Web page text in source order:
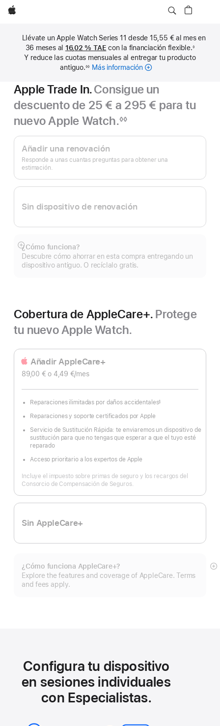
Apple
Llévate un Apple Watch Series 11 desde 15,55 € al mes en
36 meses al 16,02 %TAE con la financiación flexible.◊
Y reduce las cuotas mensuales al entregar tu producto
antiguo.
pie
de
página
◊◊ Más informaciónsobre
mensuales
Apple Trade In.Consigue un
descuento de 25 € a 295 € para tu
nuevo Apple Watch.
a
página
◊◊
Apple
Trade In.
Añadir una renovación
Responde a unas cuantas preguntas para obtener una
estimación.
Sin dispositivo de renovación
¿Cómo funciona?
Descubre cómo ahorrar en esta compra entregando un
dispositivo antiguo. O recíclalo gratis.
Mostrar
más
Cobertura de AppleCare+. Protege
tu nuevo Apple Watch.
Añadir AppleCare+
89,00 € o 4,49 €/mes
Reparaciones ilimitadas por daños accidentales
Nota
pie
§
Reparaciones y soporte certificados por Apple
Servicio de Sustitución Rápida: te enviaremos un dispositivo de
sustitución para que no tengas que esperar a que el tuyo esté
reparado
Acceso prioritario a los expertos de Apple
Incluye el impuesto sobre primas de seguro y los recargos del
Consorcio de Compensación de Seguros.
Sin AppleCare+
¿Cómo funciona AppleCare+?
Explore the features and coverage of AppleCare. Terms
and fees apply.
Configura tu dispositivo
en sesiones individuales
con Especialistas.